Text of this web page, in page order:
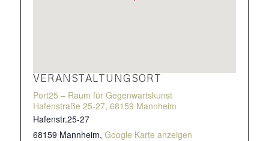
VERANSTALTUNGSORT
Port25 – Raum für Gegenwartskunst
Hafenstraße 25-27, 68159 Mannheim
Hafenstr.25-27
68159 Mannheim, Google Karte anzeigen